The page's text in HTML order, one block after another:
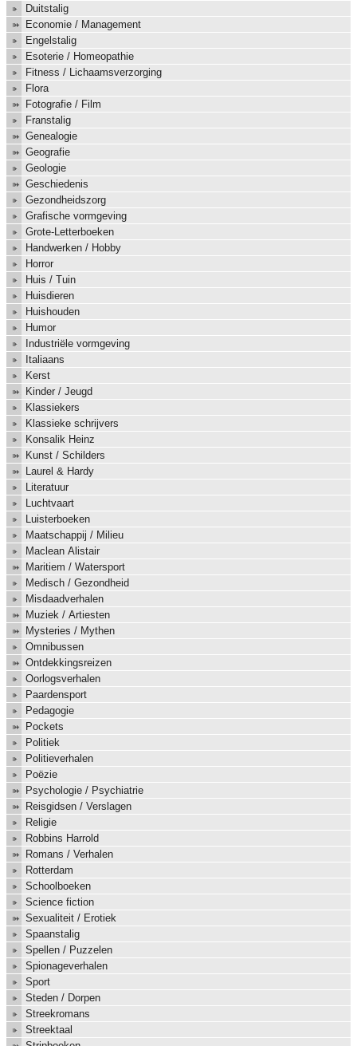
Duitstalig
Economie / Management
Engelstalig
Esoterie / Homeopathie
Fitness / Lichaamsverzorging
Flora
Fotografie / Film
Franstalig
Genealogie
Geografie
Geologie
Geschiedenis
Gezondheidszorg
Grafische vormgeving
Grote-Letterboeken
Handwerken / Hobby
Horror
Huis / Tuin
Huisdieren
Huishouden
Humor
Industriële vormgeving
Italiaans
Kerst
Kinder / Jeugd
Klassiekers
Klassieke schrijvers
Konsalik Heinz
Kunst / Schilders
Laurel & Hardy
Literatuur
Luchtvaart
Luisterboeken
Maatschappij / Milieu
Maclean Alistair
Maritiem / Watersport
Medisch / Gezondheid
Misdaadverhalen
Muziek / Artiesten
Mysteries / Mythen
Omnibussen
Ontdekkingsreizen
Oorlogsverhalen
Paardensport
Pedagogie
Pockets
Politiek
Politieverhalen
Poëzie
Psychologie / Psychiatrie
Reisgidsen / Verslagen
Religie
Robbins Harrold
Romans / Verhalen
Rotterdam
Schoolboeken
Science fiction
Sexualiteit / Erotiek
Spaanstalig
Spellen / Puzzelen
Spionageverhalen
Sport
Steden / Dorpen
Streekromans
Streektaal